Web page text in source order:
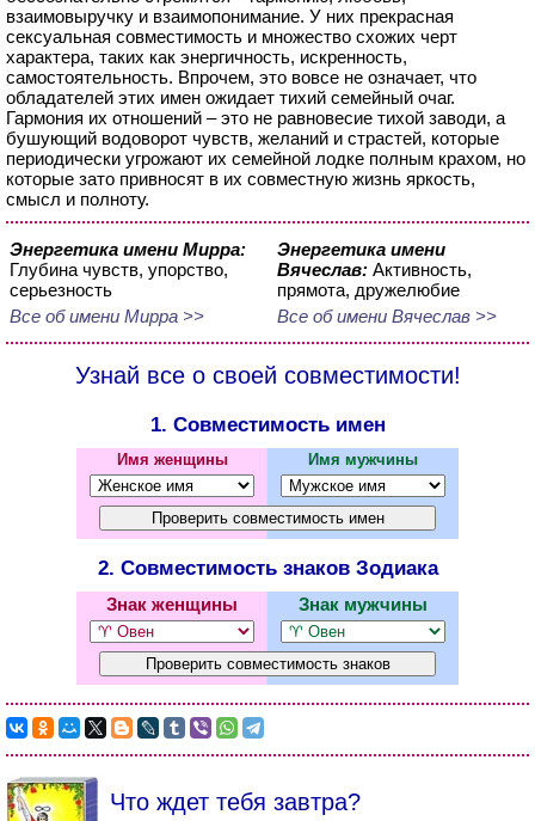
взаимовыручку и взаимопонимание. У них прекрасная
сексуальная совместимость и множество схожих черт
характера, таких как энергичность, искренность,
самостоятельность. Впрочем, это вовсе не означает, что
обладателей этих имен ожидает тихий семейный очаг.
Гармония их отношений – это не равновесие тихой заводи, а
бушующий водоворот чувств, желаний и страстей, которые
периодически угрожают их семейной лодке полным крахом, но
которые зато привносят в их совместную жизнь яркость,
смысл и полноту.
Энергетика имени Мирра:
Глубина чувств, упорство,
серьезность
Все об имени Мирра >>
Энергетика имени
Вячеслав: Активность,
прямота, дружелюбие
Все об имени Вячеслав >>
Узнай все о своей совместимости!
1. Совместимость имен
Имя женщины Имя мужчины
2. Совместимость знаков Зодиака
Знак женщины Знак мужчины
Что ждет тебя завтра?